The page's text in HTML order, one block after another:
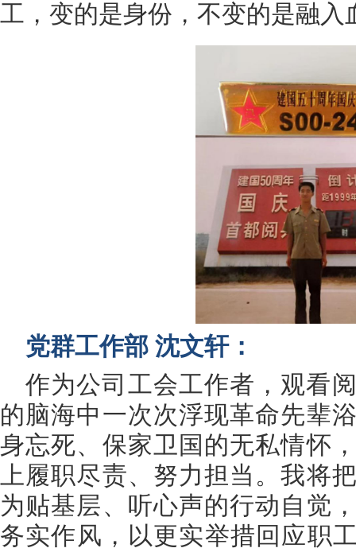
工，变的是身份，不变的是融入
党群工作部 沈文轩：
作为公司工会工作者，观看
的脑海中一次次浮现革命先辈
身忘死、保家卫国的无私情怀
上履职尽责、努力担当。我将
为贴基层、听心声的行动自觉
务实作风，以更实举措回应职